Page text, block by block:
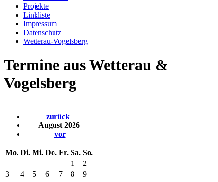
Projekte
Linkliste
Impressum
Datenschutz
Wetterau-Vogelsberg
Termine aus Wetterau &
Vogelsberg
zurück
August 2026
vor
Mo. Di. Mi. Do. Fr. Sa. So.
1
2
3
4 5 6 7 8
9